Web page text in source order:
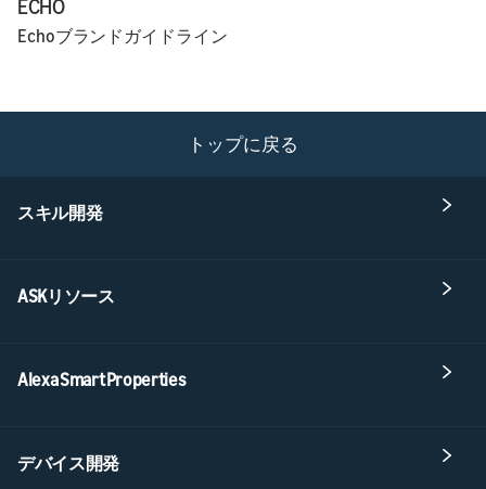
ECHO
Echoブランドガイドライン
トップに戻る
スキル開発
ASKリソース
Alexa Smart Properties
デバイス開発